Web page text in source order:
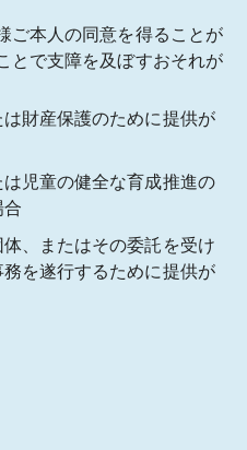
ご本人の同意を得ることが
とで支障を及ぼすおそれが
財産保護のために提供が
児童の健全な育成推進の
、またはその委託を受け
を遂行するために提供が